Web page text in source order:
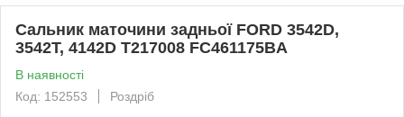
Сальник маточини задньої FORD 3542D,
3542T, 4142D T217008 FC461175BA
В наявності
Код: 152553
Роздріб